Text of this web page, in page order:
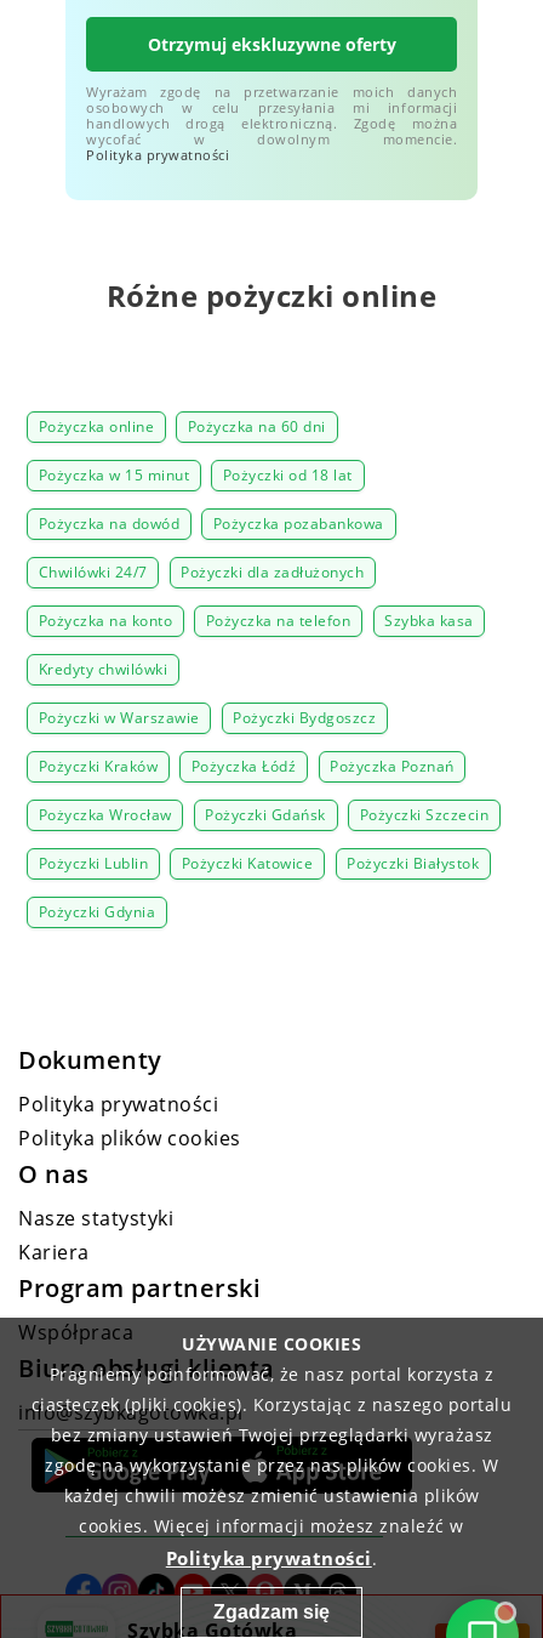
Otrzymuj ekskluzywne oferty
Wyrażam zgodę na przetwarzanie moich danych
osobowych w celu przesyłania mi informacji
handlowych drogą elektroniczną. Zgodę można
wycofać w dowolnym momencie.
Polityka prywatności
Różne pożyczki online
Pożyczka online Pożyczka na 60 dni
Pożyczka w 15 minut Pożyczki od 18 lat
Pożyczka na dowód Pożyczka pozabankowa
Chwilówki 24/7 Pożyczki dla zadłużonych
Pożyczka na konto Pożyczka na telefon Szybka kasa
Kredyty chwilówki
Pożyczki w Warszawie Pożyczki Bydgoszcz
Pożyczki Kraków Pożyczka Łódź Pożyczka Poznań
Pożyczka Wrocław Pożyczki Gdańsk Pożyczki Szczecin
Pożyczki Lublin Pożyczki Katowice Pożyczki Białystok
Pożyczki Gdynia
Dokumenty
Polityka prywatności
Polityka plików cookies
O nas
Nasze statystyki
Kariera
Program partnerski
Współpraca
Biuro obsługi klienta
info@szybkagotowka.pl
UŻYWANIE COOKIES
Pragniemy poinformować, że nasz portal korzysta z
ciasteczek (pliki cookies). Korzystając z naszego portalu
bez zmiany ustawień Twojej przeglądarki wyrażasz
zgodę na wykorzystanie przez nas plików cookies. W
każdej chwili możesz zmienić ustawienia plików
cookies. Więcej informacji możesz znaleźć w
Polityka prywatności.
Zgadzam się
Szybka Gotówka